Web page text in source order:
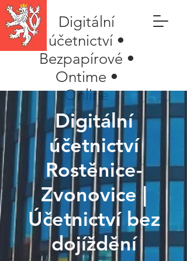
Digitální
účetnictví •
Bezpapírové •
Ontime •
Online
Digitální
účetnictví
Rostěnice-
Zvonovice |
Účetnictví bez
dojíždění